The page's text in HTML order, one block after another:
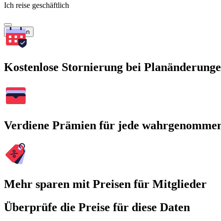
Ich reise geschäftlich
Suchen
Kostenlose Stornierung bei
Verdiene Prämien für jede
Mehr sparen mit Preisen für Mitglieder
Überprüfe die Preise für diese Daten